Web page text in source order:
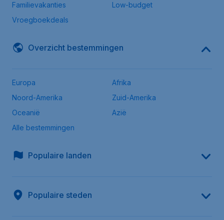
Familievakanties
Low-budget
Vroegboekdeals
Overzicht bestemmingen
Europa
Afrika
Noord-Amerika
Zuid-Amerika
Oceanië
Azië
Alle bestemmingen
Populaire landen
Populaire steden